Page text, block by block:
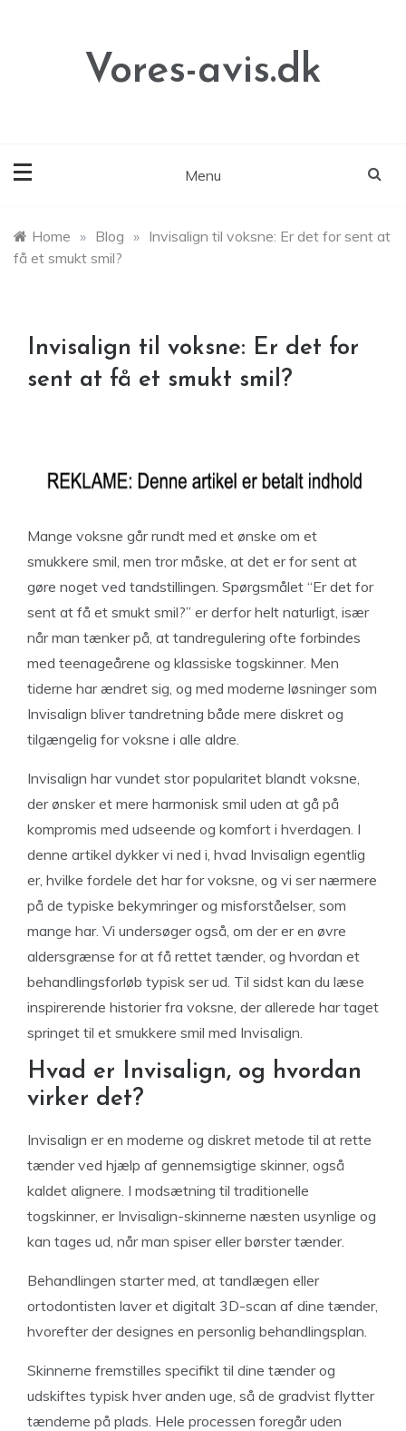
Vores-avis.dk
Menu
Home » Blog » Invisalign til voksne: Er det for sent at
få et smukt smil?
Invisalign til voksne: Er det for
sent at få et smukt smil?
Mange voksne går rundt med et ønske om et
smukkere smil, men tror måske, at det er for sent at
gøre noget ved tandstillingen. Spørgsmålet “Er det for
sent at få et smukt smil?” er derfor helt naturligt, især
når man tænker på, at tandregulering ofte forbindes
med teenageårene og klassiske togskinner. Men
tiderne har ændret sig, og med moderne løsninger som
Invisalign bliver tandretning både mere diskret og
tilgængelig for voksne i alle aldre.
Invisalign har vundet stor popularitet blandt voksne,
der ønsker et mere harmonisk smil uden at gå på
kompromis med udseende og komfort i hverdagen. I
denne artikel dykker vi ned i, hvad Invisalign egentlig
er, hvilke fordele det har for voksne, og vi ser nærmere
på de typiske bekymringer og misforståelser, som
mange har. Vi undersøger også, om der er en øvre
aldersgrænse for at få rettet tænder, og hvordan et
behandlingsforløb typisk ser ud. Til sidst kan du læse
inspirerende historier fra voksne, der allerede har taget
springet til et smukkere smil med Invisalign.
Hvad er Invisalign, og hvordan
virker det?
Invisalign er en moderne og diskret metode til at rette
tænder ved hjælp af gennemsigtige skinner, også
kaldet alignere. I modsætning til traditionelle
togskinner, er Invisalign-skinnerne næsten usynlige og
kan tages ud, når man spiser eller børster tænder.
Behandlingen starter med, at tandlægen eller
ortodontisten laver et digitalt 3D-scan af dine tænder,
hvorefter der designes en personlig behandlingsplan.
Skinnerne fremstilles specifikt til dine tænder og
udskiftes typisk hver anden uge, så de gradvist flytter
tænderne på plads. Hele processen foregår uden